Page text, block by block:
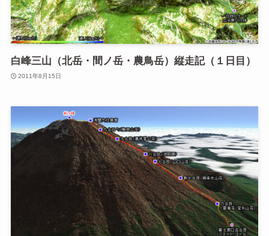
白峰三山（北岳・間ノ岳・農鳥岳）縦走記（１日目）
2011年8月15日